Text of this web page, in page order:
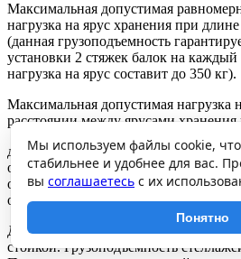
Максимальная допустимая
нагрузка на ярус хранения при
(данная грузоподъемность
установки 2 стяжек балок на каждый
нагрузка на ярус составит до 350 кг).
Максимальная допустимая нагрузка
расстоянии между ярусами хранения
до 750 мм – 2500 кг,
от 750 до 1000 мм – 1500 кг,
от 1000 до 1250 мм – 1050 кг,
от 1250 до 2000 мм – 500 кг.
Допускается собирать стеллажи в
стойкой. Грузоподъемность
Мы используем файлы cookie,
стабильнее и удобнее для вас.
вы соглашаетесь с их
Понятно